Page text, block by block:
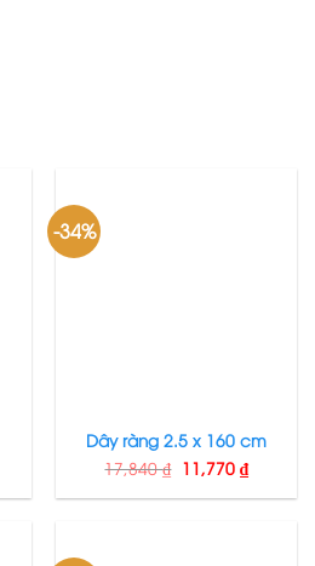
-34%
Dây ràng 2.5 x 160 cm
17,840₫ 11,770 ₫